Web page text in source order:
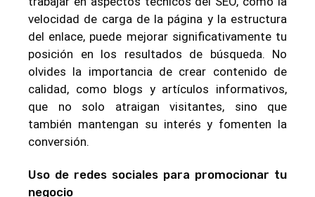
velocidad de carga de la página y la estructura
del enlace, puede mejorar significativamente tu
posición en los resultados de búsqueda. No
olvides la importancia de crear contenido de
calidad, como blogs y artículos informativos,
que no solo atraigan visitantes, sino que
también mantengan su interés y fomenten la
conversión.
Uso de redes sociales para promocionar tu
negocio